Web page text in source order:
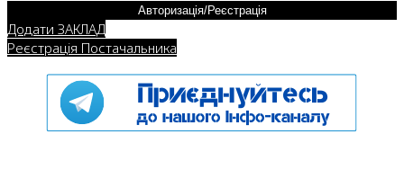
Авторизація/Реєстрація
Додати ЗАКЛАД
Реєстрація Постачальника